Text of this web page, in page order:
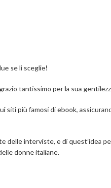
se li sceglie!
tantissimo per la sua
siti più famosi di ebook,
delle interviste, e di quest’idea
donne italiane.